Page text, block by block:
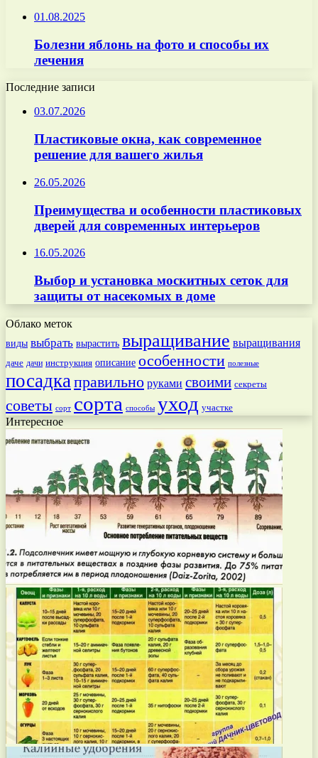
01.08.2025
Болезни яблонь на фото и способы их
лечения
Последние записи
03.07.2026
Пластиковые окна, как современное
решение для вашего жилья
26.05.2026
Преимущества и особенности пластиковых
дверей для современных интерьеров
16.05.2026
Выбор и установка москитных сеток для
защиты от насекомых в доме
Облако меток
виды выбрать вырастить выращивание выращивания
даче дачи инструкция описание особенности полезные
посадка правильно руками своими секреты
советы сорт сорта способы уход участке
Интересное